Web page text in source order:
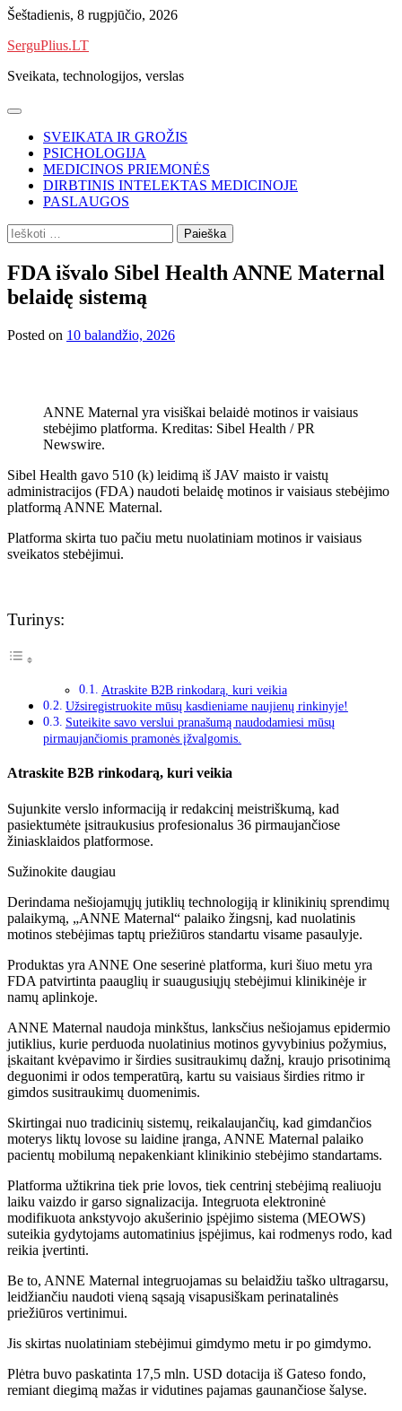
Skip
content
Šeštadienis, 8 rugpjūčio, 2026
SerguPlius.LT
Sveikata, technologijos, verslas
SVEIKATA IR GROŽIS
PSICHOLOGIJA
MEDICINOS PRIEMONĖS
DIRBTINIS INTELEKTAS MEDICINOJE
PASLAUGOS
Ieškoti:
FDA išvalo Sibel Health ANNE Maternal
belaidę sistemą
Posted on 10 balandžio, 2026
ANNE Maternal yra visiškai belaidė motinos ir vaisiaus
stebėjimo platforma. Kreditas: Sibel Health / PR
Newswire.
Sibel Health gavo 510 (k) leidimą iš JAV maisto ir vaistų
administracijos (FDA) naudoti belaidę motinos ir vaisiaus stebėjimo
platformą ANNE Maternal.
Platforma skirta tuo pačiu metu nuolatiniam motinos ir vaisiaus
sveikatos stebėjimui.
Turinys:
Atraskite B2B rinkodarą, kuri veikia
Užsiregistruokite mūsų kasdieniame naujienų rinkinyje!
Suteikite savo verslui pranašumą naudodamiesi mūsų
pirmaujančiomis pramonės įžvalgomis.
Atraskite B2B rinkodarą, kuri veikia
Sujunkite verslo informaciją ir redakcinį meistriškumą, kad
pasiektumėte įsitraukusius profesionalus 36 pirmaujančiose
žiniasklaidos platformose.
Sužinokite daugiau
Derindama nešiojamųjų jutiklių technologiją ir klinikinių sprendimų
palaikymą, „ANNE Maternal“ palaiko žingsnį, kad nuolatinis
motinos stebėjimas taptų priežiūros standartu visame pasaulyje.
Produktas yra ANNE One seserinė platforma, kuri šiuo metu yra
FDA patvirtinta paauglių ir suaugusiųjų stebėjimui klinikinėje ir
namų aplinkoje.
ANNE Maternal naudoja minkštus, lanksčius nešiojamus epidermio
jutiklius, kurie perduoda nuolatinius motinos gyvybinius požymius,
įskaitant kvėpavimo ir širdies susitraukimų dažnį, kraujo prisotinimą
deguonimi ir odos temperatūrą, kartu su vaisiaus širdies ritmo ir
gimdos susitraukimų duomenimis.
Skirtingai nuo tradicinių sistemų, reikalaujančių, kad gimdančios
moterys liktų lovose su laidine įranga, ANNE Maternal palaiko
pacientų mobilumą nepakenkiant klinikinio stebėjimo standartams.
Platforma užtikrina tiek prie lovos, tiek centrinį stebėjimą realiuoju
laiku vaizdo ir garso signalizacija. Integruota elektroninė
modifikuota ankstyvojo akušerinio įspėjimo sistema (MEOWS)
suteikia gydytojams automatinius įspėjimus, kai rodmenys rodo, kad
reikia įvertinti.
Be to, ANNE Maternal integruojamas su belaidžiu taško ultragarsu,
leidžiančiu naudoti vieną sąsają visapusiškam perinatalinės
priežiūros vertinimui.
Jis skirtas nuolatiniam stebėjimui gimdymo metu ir po gimdymo.
Plėtra buvo paskatinta 17,5 mln. USD dotacija iš Gateso fondo,
remiant diegimą mažas ir vidutines pajamas gaunančiose šalyse.